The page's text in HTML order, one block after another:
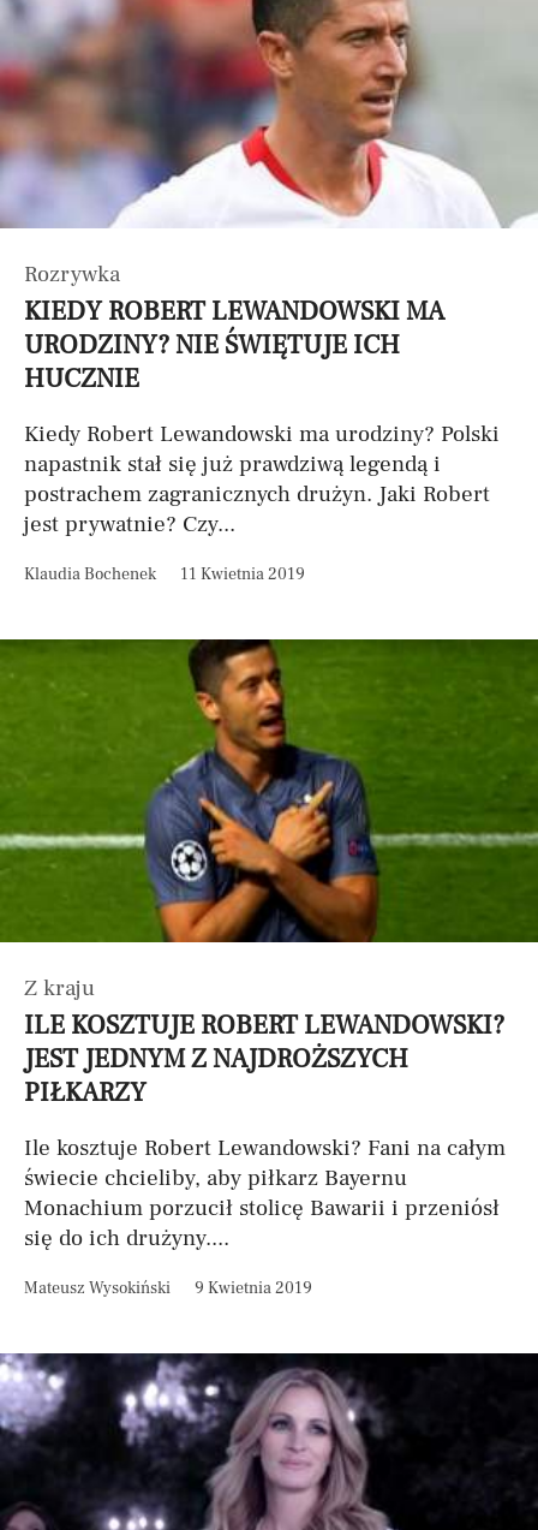
Rozrywka
KIEDY ROBERT LEWANDOWSKI MA
URODZINY? NIE ŚWIĘTUJE ICH
HUCZNIE
Kiedy Robert Lewandowski ma urodziny? Polski
napastnik stał się już prawdziwą legendą i
postrachem zagranicznych drużyn. Jaki Robert
jest prywatnie? Czy...
Klaudia Bochenek 11 Kwietnia 2019
Z kraju
ILE KOSZTUJE ROBERT LEWANDOWSKI?
JEST JEDNYM Z NAJDROŻSZYCH
PIŁKARZY
Ile kosztuje Robert Lewandowski? Fani na całym
świecie chcieliby, aby piłkarz Bayernu
Monachium porzucił stolicę Bawarii i przeniósł
się do ich drużyny....
Mateusz Wysokiński 9 Kwietnia 2019